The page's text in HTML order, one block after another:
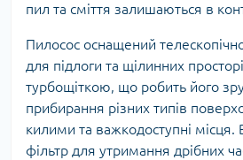
пил та сміття залишаються в
Пилосос оснащений
для підлоги та щілинних
турбощіткою, що робить його
прибирання різних типів
килими та важкодоступні
фільтр для утримання дрібних